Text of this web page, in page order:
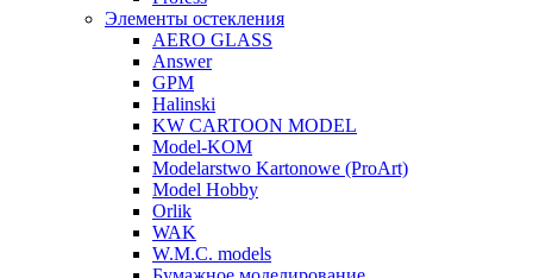
Элементы остекления
AERO GLASS
Answer
GPM
Halinski
KW CARTOON MODEL
Model-KOM
Modelarstwo Kartonowe (ProArt)
Model Hobby
Orlik
WAK
W.M.C. models